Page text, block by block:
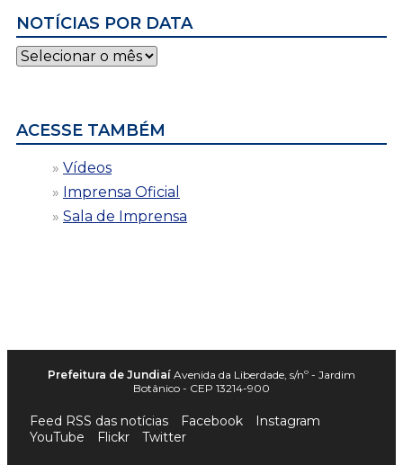
NOTÍCIAS POR DATA
Notícias
por
ACESSE TAMBÉM
Vídeos
Imprensa Oficial
Sala de Imprensa
Prefeitura de Jundiaí Avenida da Liberdade, s/nº - Jardim
Botânico - CEP 13214-900
Feed RSS das notícias Facebook
Instagram
YouTube
Flickr Twitter